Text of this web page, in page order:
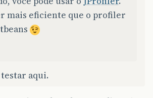
mais eficiente que o profiler
aqui.